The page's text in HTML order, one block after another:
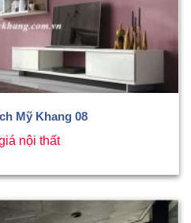
Mỹ Khang 08
nội thất